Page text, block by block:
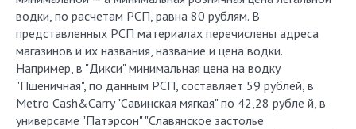
водки, по расчетам РСП, равна 80 рублям. В
представленных РСП материалах перечислены адреса
магазинов и их названия, название и цена водки.
Например, в "Дикси" минимальная цена на водку
"Пшеничная", по данным РСП, составляет 59 рублей, в
Metro Cash&Carry "Савинская мягкая" по 42,28 рубле й, в
универсаме "Патэрсон" "Славянское застолье